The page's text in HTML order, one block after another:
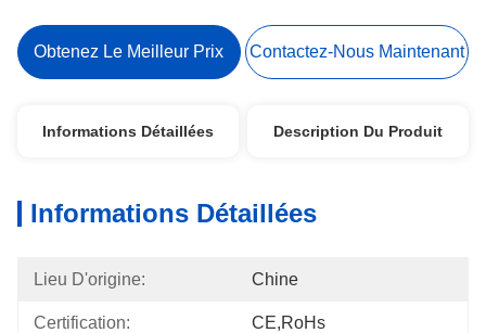
Obtenez Le Meilleur Prix Contactez-Nous Maintenant
Informations Détaillées Description Du Produit
Informations Détaillées
Lieu D'origine: Chine
Certification: CE,RoHs